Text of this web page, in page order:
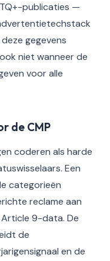
publicaties —
gegevens
niet wanneer de
voor alle
de CMP
coderen als harde
Een
categorieën
reclame aan
9-data. De
de
en de